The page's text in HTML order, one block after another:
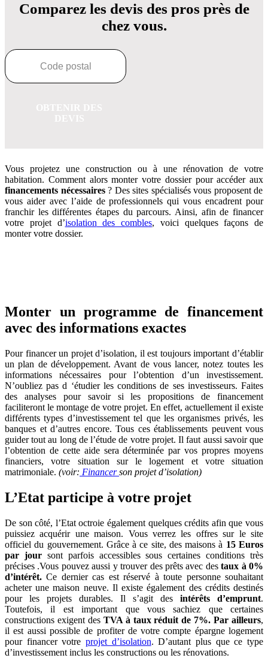
Comparez les devis des pros près de
chez vous.
Vous projetez une construction ou à une rénovation de votre
habitation. Comment alors monter votre dossier pour accéder aux
financements nécessaires? Des sites spécialisés vous proposent de
vous aider avec l’aide de professionnels qui vous encadrent pour
franchir les différentes étapes du parcours. Ainsi, afin de financer
votre projet d’isolation des combles, voici quelques façons de
monter votre dossier.
Monter un programme de financement
avec des informations exactes
Pour financer un projet d’isolation, il est toujours important d’établir
un plan de développement. Avant de vous lancer, notez toutes les
informations nécessaires pour l’obtention d’un investissement.
N’oubliez pas d ‘étudier les conditions de ses investisseurs. Faites
des analyses pour savoir si les propositions de financement
faciliteront le montage de votre projet. En effet, actuellement il existe
différents types d’investissement tel que les organismes privés, les
banques et d’autres encore. Tous ces établissements peuvent vous
guider tout au long de l’étude de votre projet. Il faut aussi savoir que
l’obtention de cette aide sera déterminée par vos propres moyens
financiers, votre situation sur le logement et votre situation
matrimoniale. (voir: Financerson projet d’isolation)
L’Etat participe à votre projet
De son côté, l’Etat octroie également quelques crédits afin que vous
puissiez acquérir une maison. Vous verrez les offres sur le site
officiel du gouvernement. Grâce à ce site, des maisons à 15 Euros
par joursont parfois accessibles sous certaines conditions très
précises .Vous pouvez aussi y trouver des prêts avec destaux à 0%
d’intérêt. Ce dernier cas est réservé à toute personne souhaitant
acheter une maison neuve. Il existe également des crédits destinés
pour les projets durables. Il s’agit des intérêts d’emprunt.
Toutefois, il est important que vous sachiez que certaines
constructions exigent desTVA à taux réduit de 7%. Par ailleurs,
il est aussi possible de profiter de votre compte épargne logement
pour financer votre projet d’isolation. D’autant plus que ce type
d’investissement inclus les constructions ou les rénovations.